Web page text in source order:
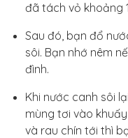
đã tách vỏ khoảng
Sau đó, bạn đổ
sôi. Bạn nhớ nêm
đình.
Khi nước canh sôi
mùng tơi vào
và rau chín tới thì